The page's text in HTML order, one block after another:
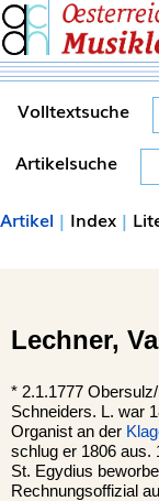
Volltextsuche
Artikelsuche
Artikel | Index |
Lechner,
* 2.1.1777 Obersulz
Schneiders. L. war
Organist an der
schlug er 1806 aus.
St. Egydius
Rechnungsoffizial